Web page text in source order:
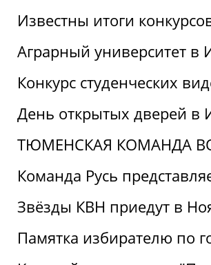
Известны итоги
Аграрный университет
Конкурс студенческих
День открытых дверей
ТЮМЕНСКАЯ КОМАНДА
Команда Русь
Звёзды КВН приедут в
Памятка избирателю по